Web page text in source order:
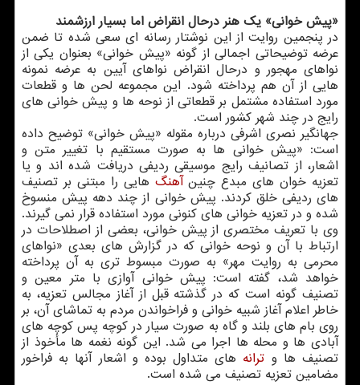
«پیش خوانی» یک هنر درحال انقراض اما بسیار ارزشمند
در پنجمین روایت از این نوشتار رسانه ای سعی شده تا ضمن
عرضه توضیحاتی اجمالی از گونه «پیش خوانی» بعنوان یکی از
نواهای مهجور و درحال انقراض نواهای آیین به عرضه نمونه
هایی از آن هم پرداخته شود. این مجموعه لحن ها و قطعات
مورد استفاده مشتمل بر قطعاتی از نوحه ها و پیش خوانی های
رایج در چند شهر کشور است.
جهانگیر نصری اشرفی درباره مقوله «پیش خوانی» توضیح داده
است: «پیش خوانی ها به صورت مستقیم با تغییر متن و
اشعار، از تصانیف رایج موسیقی ردیفی دریافت شده اند و یا
تعزیه خوان های مبدع چنینآهنگ هایی را مبتنی بر تصنیف
های ردیفی خلق کردند. پیش خوانی از چند دهه پیش منسوخ
شده و در تعزیه خوانی های کنونی مورد استفاده قرار نمی گیرند.
وی با تعریف مختصری از پیش خوانی، بعضی از اصطلاحات در
ارتباط با آن و نوحه خوانی که در گزارش های بعدی «نواهای
محرمی به روایت مهر» به صورت مبسوط تری به آن پرداخته
خواهد شد، گفته است: پیش خوانی آوازی با متر معین و
تصنیف گونه است که در گذشته قبل از آغاز مجالس تعزیه، به
خاطر اعلام آغاز شبیه خوانی و فراخواندن مردم به تماشای آن، بر
روی بام های بلند و گاه به صورت سیار در کوچه پس کوچه های
آبادی ها و محله ها اجرا می شد. این گونه نغمه ها مأخوذ از
تصنیف ها و ترانه های متداول بوده و اشعار آنها به فراخور
مضامین تعزیه تصنیف می شده است.